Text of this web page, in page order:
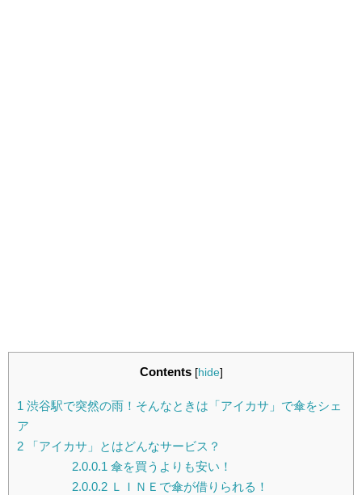
Contents [hide]
1 渋谷駅で突然の雨！そんなときは「アイカサ」で傘をシェ
ア
2 「アイカサ」とはどんなサービス？
2.0.0.1 傘を買うよりも安い！
2.0.0.2 ＬＩＮＥで傘が借りられる！